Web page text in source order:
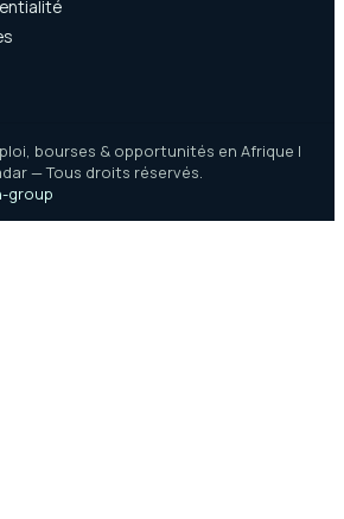
bourses & opportunités en Afrique |
— Tous droits réservés.
group